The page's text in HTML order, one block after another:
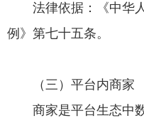
法律依据：《中华
例》第七十五条。
（三）平台内商家
商家是平台生态中